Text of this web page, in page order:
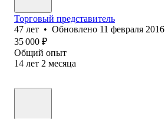
Торговый представитель
47 лет • Обновлено 11 февраля 2016
35 000 ₽
Общий опыт
14 лет 2 месяца